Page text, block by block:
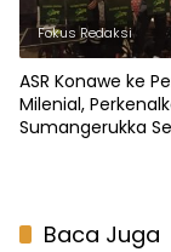
Fokus Redaksi
ASR Konawe ke
Milenial,
Sumangerukka
Baca Juga